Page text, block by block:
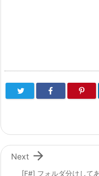
[F#] フォルダ分けして

Next